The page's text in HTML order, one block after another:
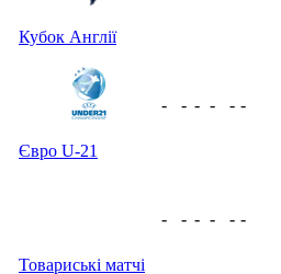
Кубок Англії
Євро U-21
- - - - - -
Товариські матчі
- - - - - -